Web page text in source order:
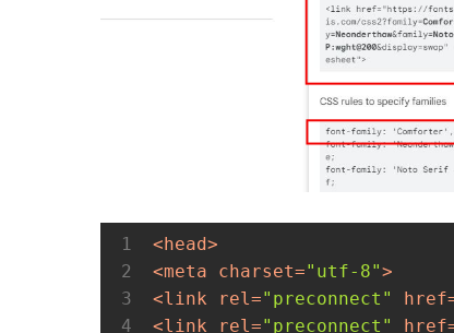
<head>
<meta charset="utf-8">
<link rel ="preconnect" href
<link rel ="preconnect" href